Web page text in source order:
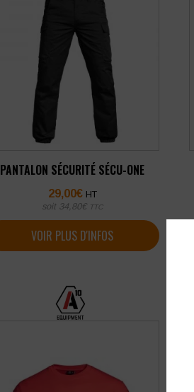
PANTALON SÉCURITÉ SÉCU-ONE
29,00€ HT
soit 34,80€ TTC
VOIR PLUS D'INFOS